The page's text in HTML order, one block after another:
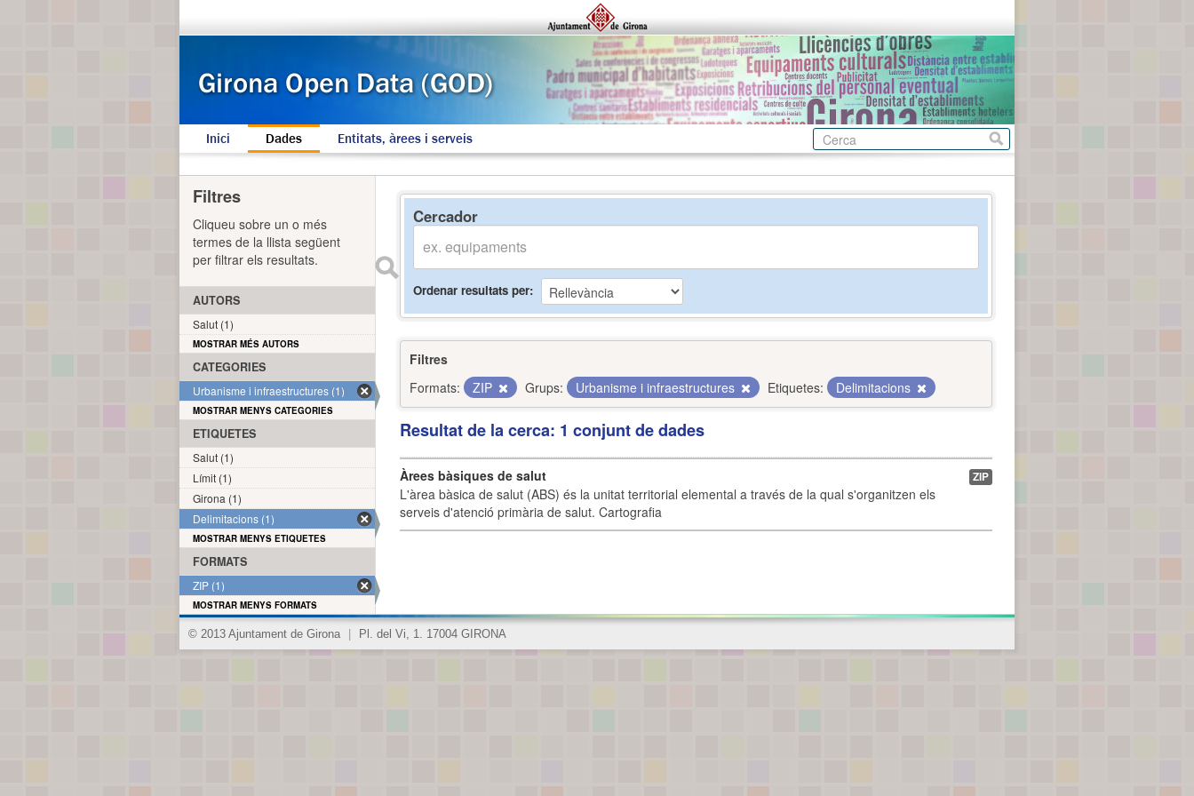
Inici Dades Entitats, àrees i serveis
Cercador
Ordenar resultats per
Filtres
Formats:
ZIP Grups: Urbanisme i infraestructures Etiquetes: Delimitacions
Resultat de la cerca: 1 conjunt de dades
Àrees bàsiques de salut
L'àrea bàsica de salut (ABS) és la unitat territorial elemental a través de la qual s'organitzen els
serveis d'atenció primària de salut. Cartografia
ZIP
Filtres
Cliqueu sobre un o més
termes de la llista següent
per filtrar els resultats.
AUTORS
Salut (1)
MOSTRAR MÉS AUTORS
CATEGORIES
Urbanisme i infraestructures (1)
MOSTRAR MENYS CATEGORIES
ETIQUETES
Salut (1)
Límit (1)
Girona (1)
Delimitacions (1)
MOSTRAR MENYS ETIQUETES
FORMATS
ZIP (1)
MOSTRAR MENYS FORMATS
© 2013 Ajuntament de Girona Pl. del Vi, 1. 17004 GIRONA